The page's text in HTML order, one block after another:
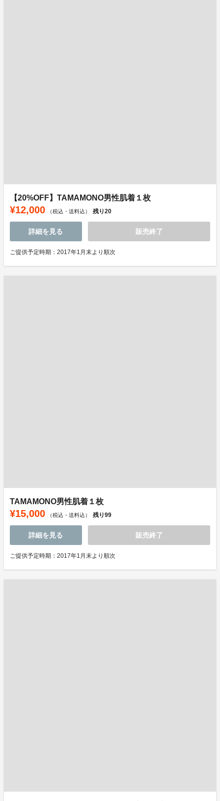
【20%OFF】TAMAMONO男性肌着１枚
¥12,000 （税込・送料込） 残り20
詳細を見る 販売終了
ご提供予定時期：2017年1月末より順次
TAMAMONO男性肌着１枚
¥15,000 （税込・送料込） 残り99
詳細を見る 販売終了
ご提供予定時期：2017年1月末より順次